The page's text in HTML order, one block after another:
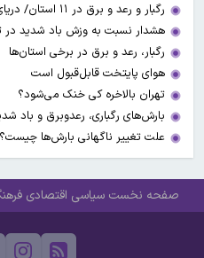
رگبار و رعد و برق در ۱۱ استان‌/ دریای خزر مواج می‌شود
هشدار نسبت به وزش باد شدید در
رگبار، رعد و برق در برخی استان‌ها
هوای پایتخت قابل‌قبول است
تهران بالاخره کی خنک می‌شود؟
بارش‌های رگباری، رعدوبرق و باد شدید در ۸ استان؛ تشدید
علت تغییر ناگهانی بارش‌ها چیست؟؛
صفحه نخست سیاسی اقتصادی